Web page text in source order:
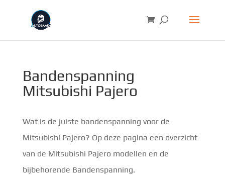
Bandenspanning
Mitsubishi Pajero
Wat is de juiste bandenspanning voor de
Mitsubishi Pajero? Op deze pagina een overzicht
van de Mitsubishi Pajero modellen en de
bijbehorende Bandenspanning.